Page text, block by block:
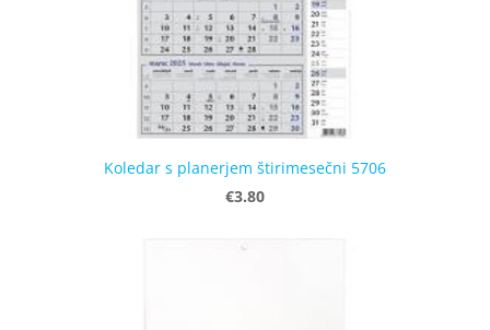
Koledar s planerjem štirimesečni 5706
€3.80